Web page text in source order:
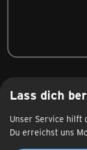
Lass dich
Unser Service hilft
Du erreichst uns